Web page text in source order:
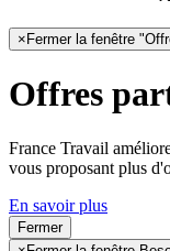
×Fermer la fenêtre
Offres
France Travail
vous proposant plus
En savoir plus
Fermer